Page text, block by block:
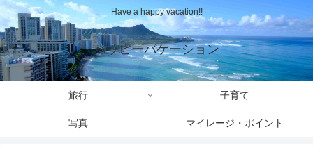
Have a happy vacation!!
ハッピーバケーション
旅行 子育て
写真 マイレージ・ポイント